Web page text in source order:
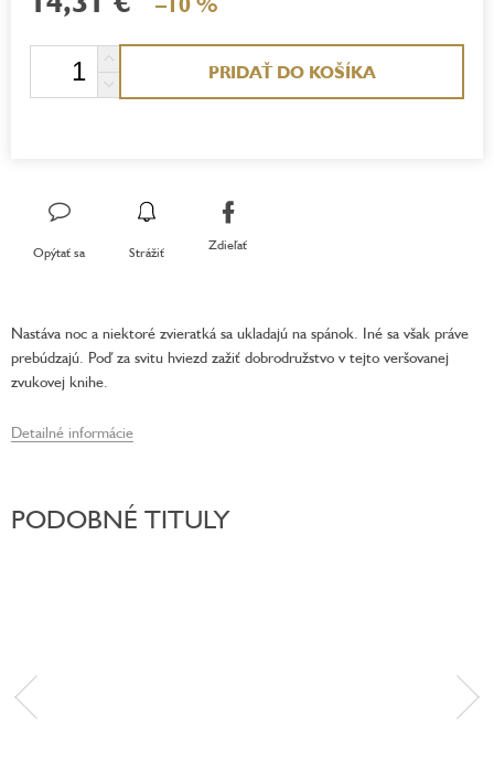
PRIDAŤ DO KOŠÍKA
Opýtať sa Strážiť Zdieľať
Nastáva noc a niektoré zvieratká sa ukladajú na spánok. Iné sa však práve
prebúdzajú. Poď za svitu hviezd zažiť dobrodružstvo v tejto veršovanej
zvukovej knihe.
Detailné informácie
PODOBNÉ TITULY